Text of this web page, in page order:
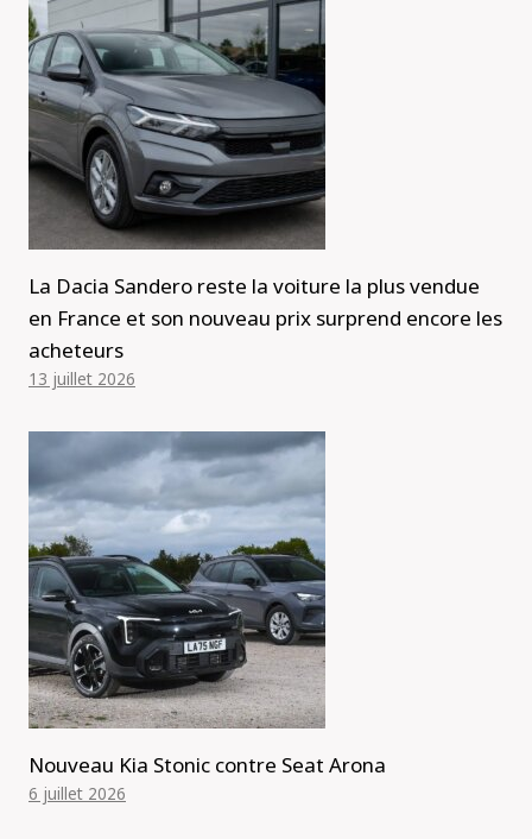
La Dacia Sandero reste la voiture la plus vendue
en France et son nouveau prix surprend encore les
acheteurs
13 juillet 2026
Nouveau Kia Stonic contre Seat Arona
6 juillet 2026